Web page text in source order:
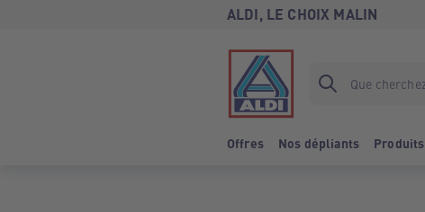
ALDI, LE CHOIX MALIN
Offres Nos dépliants Produits